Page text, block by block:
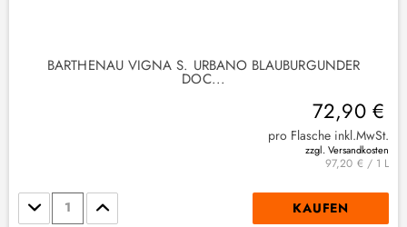
BARTHENAU VIGNA S. URBANO BLAUBURGUNDER
DOC...
72,90 €
pro Flasche inkl.MwSt.
zzgl. Versandkosten
97,20 € / 1 L
Stückzahl KAUFEN